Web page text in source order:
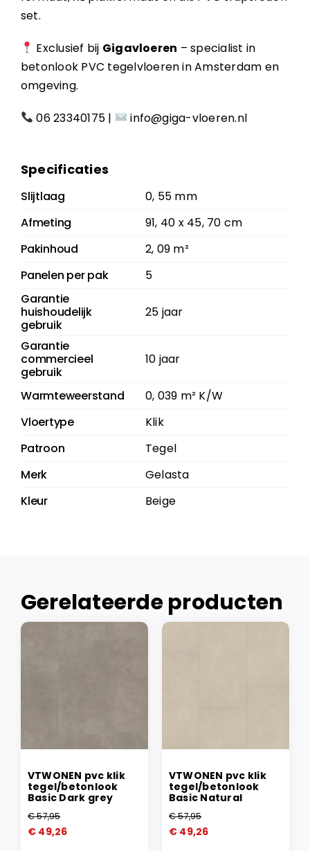
set.
Exclusief bij Gigavloeren – specialist in
betonlook PVC tegelvloeren in Amsterdam en
omgeving.
06 23340175 | info@giga-vloeren.nl
Specificaties
Slijtlaag
0, 55 mm
Afmeting
91, 40 x 45, 70 cm
Pakinhoud
2, 09 m²
Panelen per pak
5
Garantie
huishoudelijk
gebruik
25 jaar
Garantie
commercieel
gebruik
10 jaar
Warmteweerstand
0, 039 m² K/W
Vloertype
Klik
Patroon
Tegel
Merk
Gelasta
Kleur
Beige
Gerelateerde producten
VTWONEN pvc klik
tegel/betonlook
Basic Dark grey
€57,95
Oorspronkelijke
€ 49,26
Huidige
VTWONEN pvc klik
tegel/betonlook
Basic Natural
€57,95
Oorspronkelijke
€ 49,26
Huidige